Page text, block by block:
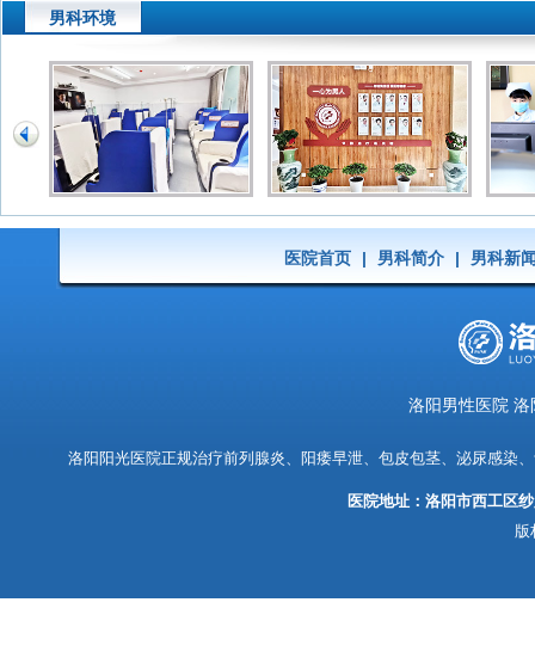
男科环境
医院首页 | 男科简介 | 男科新
洛阳男性医院
洛阳阳光医院正规治疗前列腺炎、阳痿早泄、包皮包茎、泌尿感染
医院地址：洛阳市西工区